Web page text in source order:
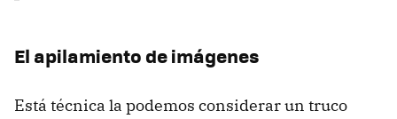
El apilamiento de imágenes
Está técnica la podemos considerar un truco